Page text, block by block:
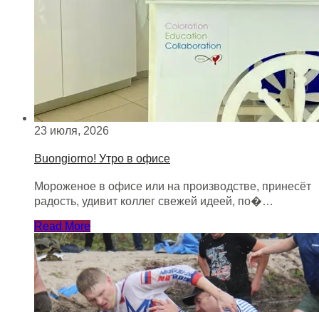
23 июля, 2026
Buongiorno! Утро в офисе
Мороженое в офисе или на производстве, принесёт
радость, удивит коллег свежей идеей, по�…
Read More